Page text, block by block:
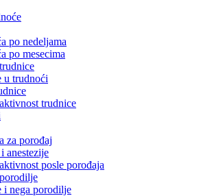
po nedeljama
po mesecima
u trudnoći
trudnice
za porođaj
anestezije
posle porođaja
i nega porodilje